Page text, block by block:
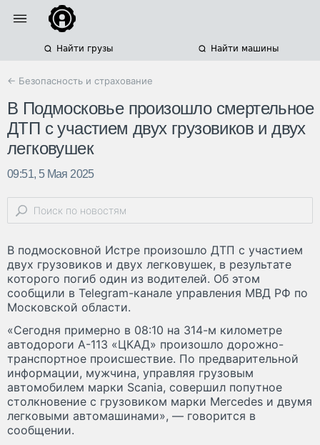
Найти грузы Найти машины
← Безопасность и страхование
В Подмосковье произошло смертельное
ДТП с участием двух грузовиков и двух
легковушек
09:51, 5 Мая 2025
В подмосковной Истре произошло ДТП с участием
двух грузовиков и двух легковушек, в результате
которого погиб один из водителей. Об этом
сообщили в Telegram-канале управления МВД РФ по
Московской области.
«Сегодня примерно в 08:10 на 314-м километре
автодороги А-113 «ЦКАД» произошло дорожно-
транспортное происшествие. По предварительной
информации, мужчина, управляя грузовым
автомобилем марки Scania, совершил попутное
столкновение с грузовиком марки Mercedes и двумя
легковыми автомашинами», — говорится в
сообщении.